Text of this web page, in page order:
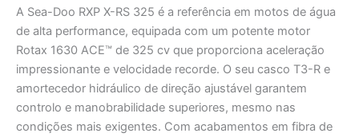
A Sea-Doo RXP X-RS 325 é a referência em motos de água
de alta performance, equipada com um potente motor
Rotax 1630 ACE™ de 325 cv que proporciona aceleração
impressionante e velocidade recorde. O seu casco T3-R e
amortecedor hidráulico de direção ajustável garantem
controlo e manobrabilidade superiores, mesmo nas
condições mais exigentes. Com acabamentos em fibra de